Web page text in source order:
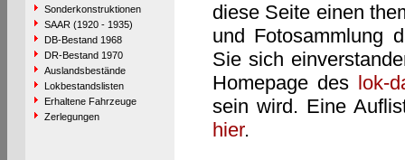
Sonderkonstruktionen
SAAR (1920 - 1935)
DB-Bestand 1968
DR-Bestand 1970
Auslandsbestände
Lokbestandslisten
Erhaltene Fahrzeuge
Zerlegungen
diese Seite einen
und Fotosammlung
Sie sich
Homepage des lok-
sein wird. Eine
hier.